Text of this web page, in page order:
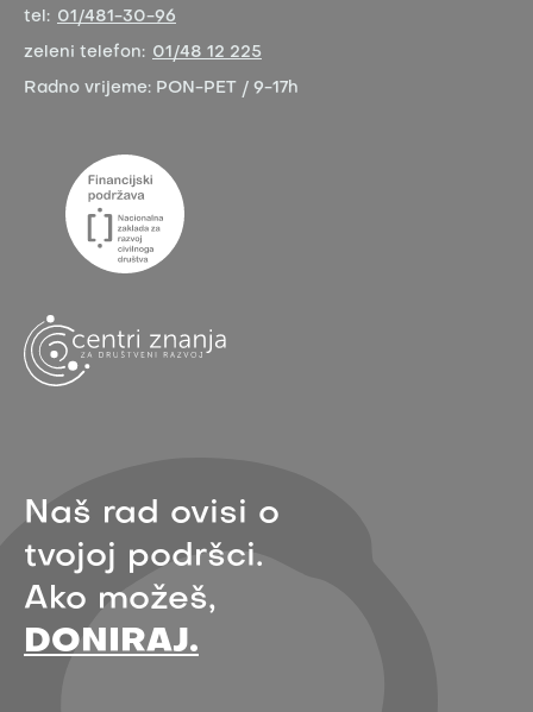
tel: 01/481-30-96
zeleni telefon: 01/48 12 225
Radno vrijeme: PON-PET / 9-17h
Naš rad ovisi o
tvojoj podršci.
Ako možeš,
DONIRAJ.